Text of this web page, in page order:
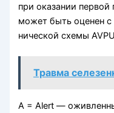
при оказании
может быть оценен
нической схемы
Травма
А = Alert —